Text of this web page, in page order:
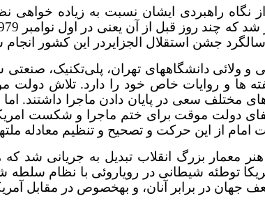
گلستان
گیلان
لرستان
مازندران
مرکزی
نگاه راهبردی ایشان نسبت به زیاده
جشن استقلال الجزایردر این کشور
و ولائی دانشگاههای تهران، پلی‌تکنیک،
ها و روایات خاص خود را دارد. تلاش
دولت موقت برای ختم ماجرا و شکست
امام از این حرکت و تصحیح و تنظیم معادله
توطئه شیطانی در رویاروئی با نظام
در برابر آنان، و به‏خصوص در مقابل آمریکاى